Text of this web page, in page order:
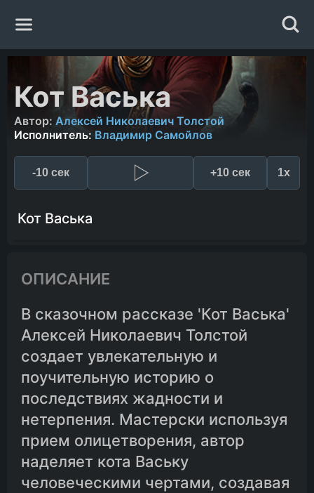
Главная
Жанры
Авторы
Исполнители
Кот Васька
Автор: Алексей Николаевич Толстой
Исполнитель: Владимир Самойлов
-10 сек +10 сек 1x
Кот Васька
ОПИСАНИЕ
В сказочном рассказе 'Кот Васька'
Алексей Николаевич Толстой
создает увлекательную и
поучительную историю о
последствиях жадности и
нетерпения. Мастерски используя
прием олицетворения, автор
наделяет кота Ваську
человеческими чертами, создавая